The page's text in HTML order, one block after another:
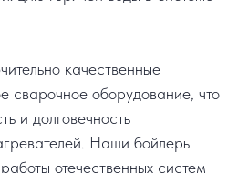
качественные
сварочное оборудование, что
и долговечность
Наши бойлеры
отечественных систем